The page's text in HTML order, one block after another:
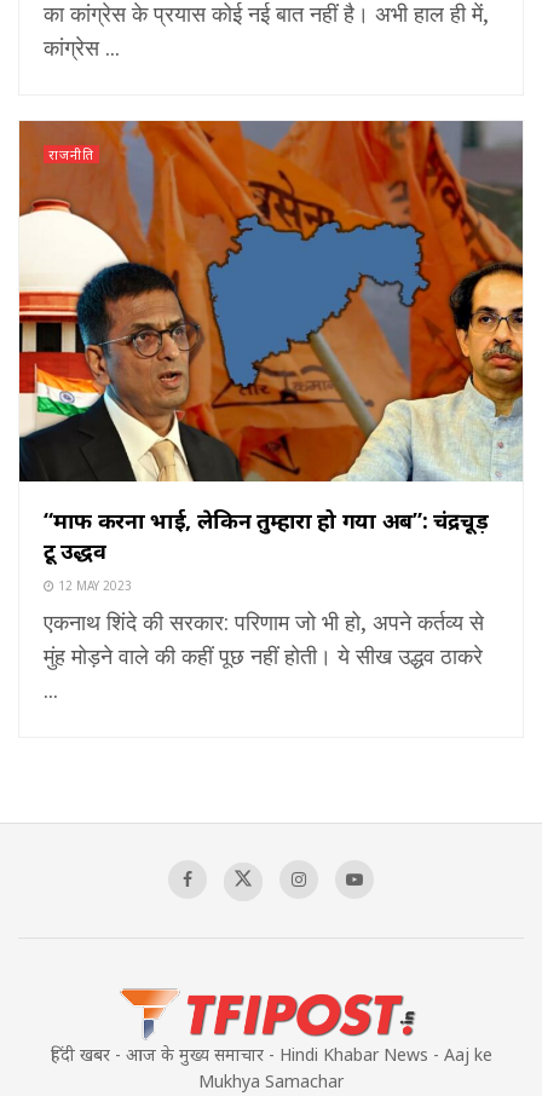
का कांग्रेस के प्रयास कोई नई बात नहीं है। अभी हाल ही में,
कांग्रेस ...
राजनीति
“माफ करना भाई, लेकिन तुम्हारा हो गया अब”: चंद्रचूड़
टू उद्धव
12 MAY 2023
एकनाथ शिंदे की सरकार: परिणाम जो भी हो, अपने कर्तव्य से
मुंह मोड़ने वाले की कहीं पूछ नहीं होती। ये सीख उद्धव ठाकरे
...
हिंदी खबर - आज के मुख्य समाचार - Hindi Khabar News - Aaj ke
Mukhya Samachar